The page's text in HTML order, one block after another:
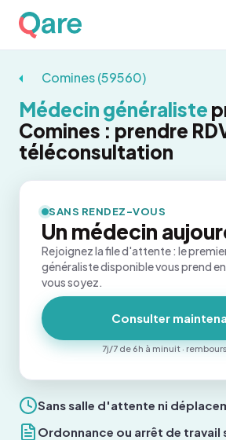
Comines (59560)
Médecin généraliste
Comines : prendre
téléconsultation
Sans salle d'attente ni
Ordonnance ou arrêt de travail
SANS RENDEZ-VOUS
Un médecin
Rejoignez la file d'attente : le
généraliste disponible vous prend
vous soyez.
Consulter
7j/7 de 6h à minuit ·